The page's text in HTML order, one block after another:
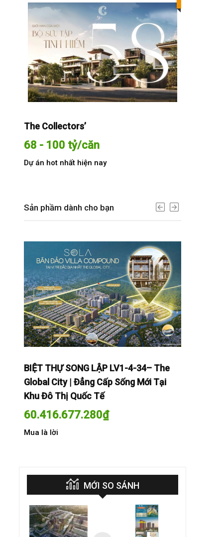
The Collectors’
68 - 100 tỷ/căn
Dự án hot nhất hiện nay
Sản phầm dành cho bạn
BIỆT THỰ SONG LẬP LV1-4-34– The
Global City | Đẳng Cấp Sống Mới Tại
Khu Đô Thị Quốc Tế
60.416.677.280₫
Mua là lời
MỚI SO SÁNH